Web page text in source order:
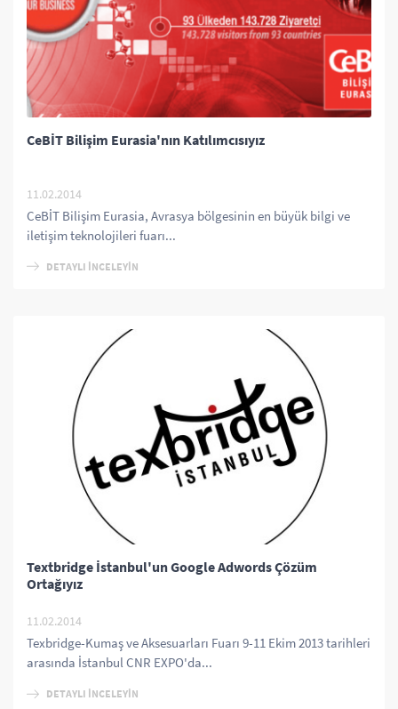
CeBİT Bilişim Eurasia'nın Katılımcısıyız
11.02.2014
CeBİT Bilişim Eurasia, Avrasya bölgesinin en büyük bilgi ve
iletişim teknolojileri fuarı...
DETAYLI İNCELEYİN
Textbridge İstanbul'un Google Adwords Çözüm
Ortağıyız
11.02.2014
Texbridge-Kumaş ve Aksesuarları Fuarı 9-11 Ekim 2013 tarihleri
arasında İstanbul CNR EXPO'da...
DETAYLI İNCELEYİN